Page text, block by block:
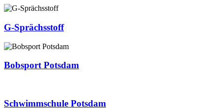
G-Sprächsstoff
Bobsport Potsdam
Schwimmschule Potsdam